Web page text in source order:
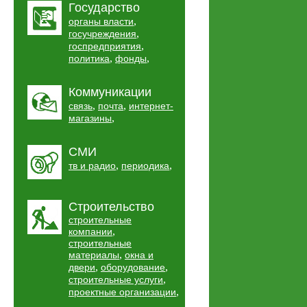
Государство
органы власти,
госучреждения,
госпредприятия,
политика, фонды,
Коммуникации
связь, почта, интернет-
магазины,
СМИ
тв и радио, периодика,
Строительство
строительные
компании,
строительные
материалы, окна и
двери, оборудование,
строительные услуги,
проектные организации,